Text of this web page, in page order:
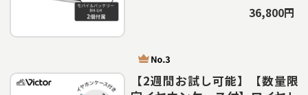
36,800円
【2週間お試し可能】【数量限